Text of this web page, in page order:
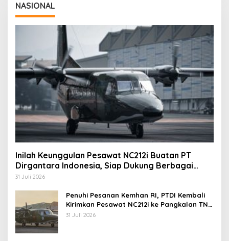
NASIONAL
Inilah Keunggulan Pesawat NC212i Buatan PT
Dirgantara Indonesia, Siap Dukung Berbagai
Operasi TNI
31 Juli 2026
Penuhi Pesanan Kemhan RI, PTDI Kembali
Kirimkan Pesawat NC212i ke Pangkalan TNI
AU
31 Juli 2026